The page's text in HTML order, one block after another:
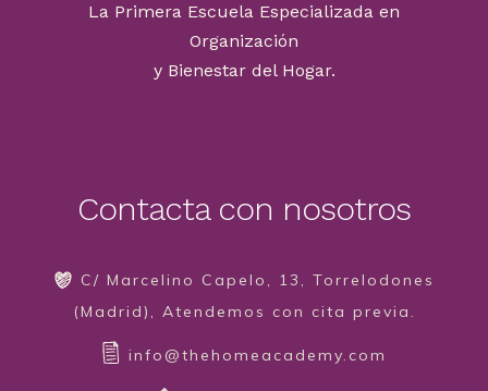
La Primera Escuela Especializada en
Organización
y Bienestar del Hogar.
Contacta con nosotros
C/ Marcelino Capelo, 13, Torrelodones
(Madrid), Atendemos con cita previa.
info@thehomeacademy.com